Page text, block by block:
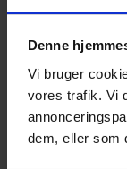
Denne
Vi bruger
vores trafik. Vi
dem, eller som